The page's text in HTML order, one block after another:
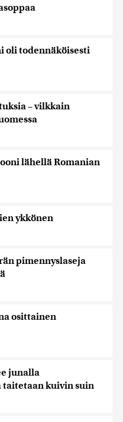
oli todennäköisesti
– vilkkain
lähellä Romanian
ykkönen
pimennyslaseja
osittainen
junalla
taitetaan kuivin suin